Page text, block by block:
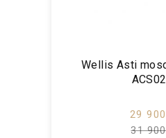
Wellis Asti
29
31